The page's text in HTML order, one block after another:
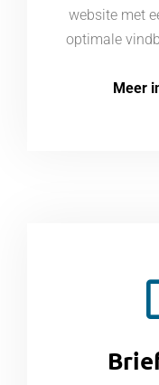
website met
optimale
Meer